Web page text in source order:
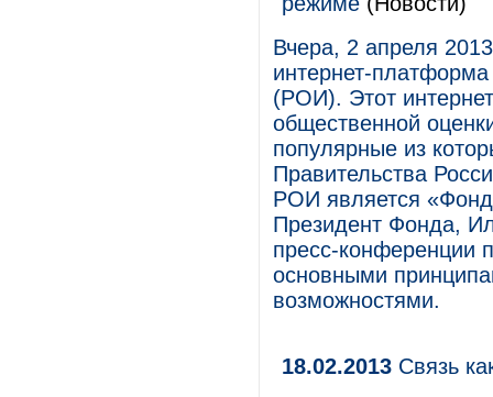
Вчера, 2 апреля
интернет-
(РОИ). Этот
общественной
популярные из
Правительства
РОИ является
Президент Фонда,
пресс-конференции
основными
возможностями.
18.02.2013 Связь